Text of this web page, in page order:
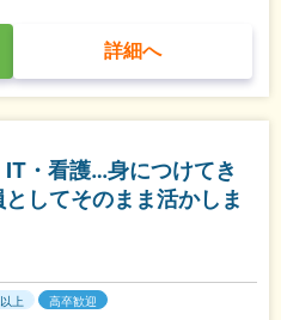
詳細へ
IT・看護…身につけてき
してそのまま活かしま
上 高卒歓迎